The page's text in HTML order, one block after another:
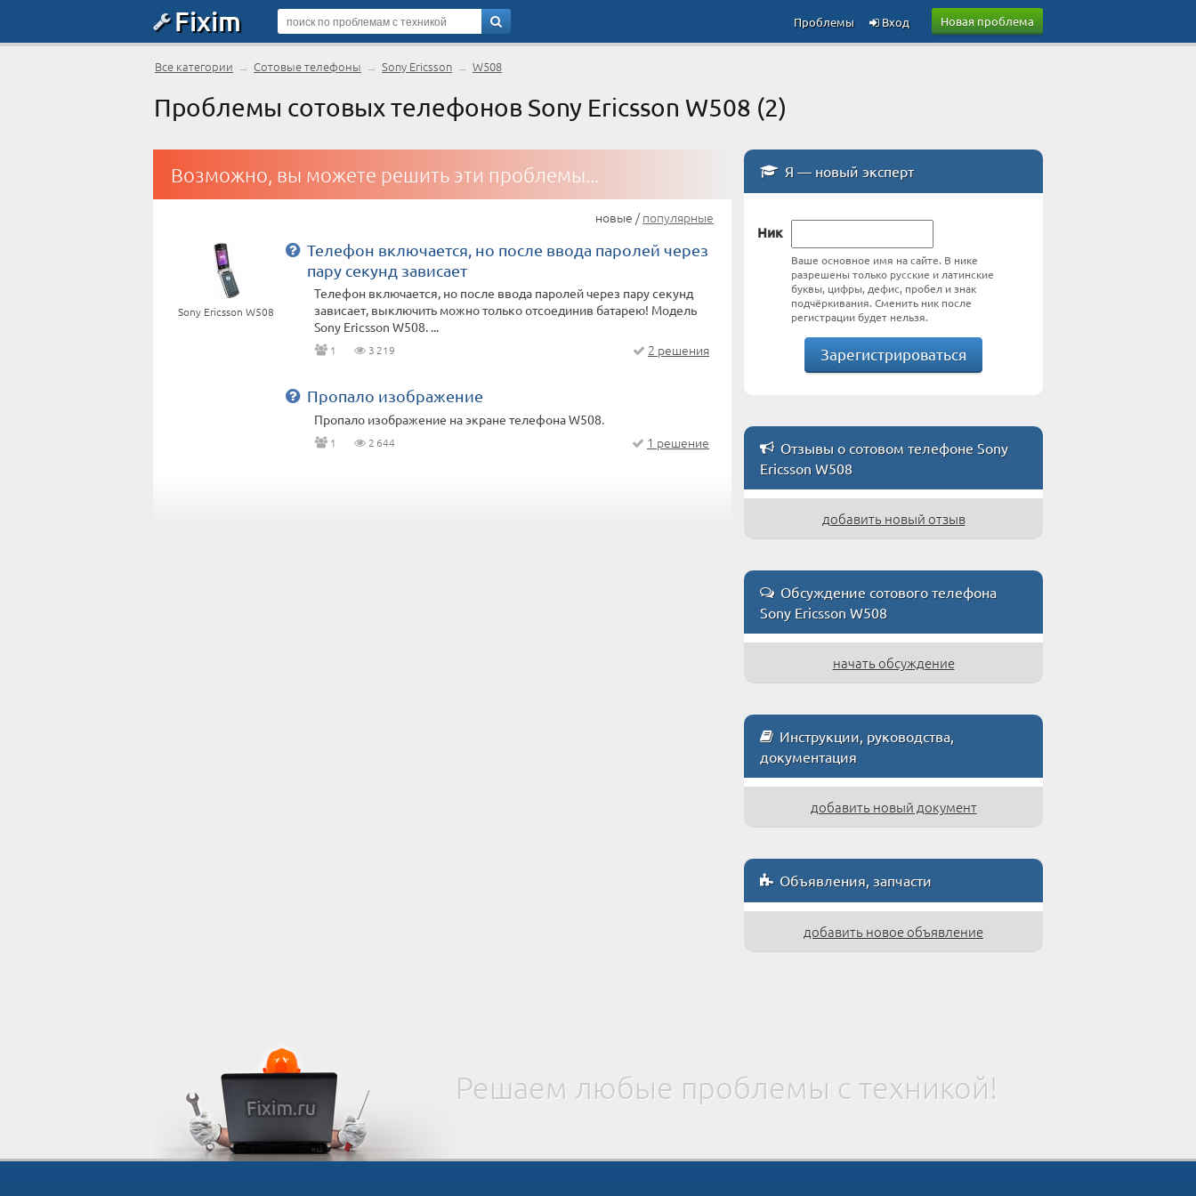
Fixim Новая проблема
Вход
Проблемы
Все категории → Сотовые телефоны → Sony Ericsson → W508
Проблемы сотовых телефонов Sony Ericsson W508 (2)
Возможно, вы можете решить эти проблемы...
новые /популярные
Sony Ericsson W508
Телефон включается, но после ввода паролей через
пару секунд зависает
Телефон включается, но после ввода паролей через пару секунд
зависает, выключить можно только отсоединив батарею! Модель
Sony Ericsson W508. ...
1 3 219 2 решения
Пропало изображение
Пропало изображение на экране телефона W508.
1 2 644 1 решение
Я — новый эксперт
Ник
Ваше основное имя на сайте. В нике
разрешены только русские и латинские
буквы, цифры, дефис, пробел и знак
подчёркивания. Сменить ник после
регистрации будет нельзя.
Зарегистрироваться
Отзывы о сотовом телефоне Sony
Ericsson W508
добавить новый отзыв
Обсуждение сотового телефона
Sony Ericsson W508
начать обсуждение
Инструкции, руководства,
документация
добавить новый документ
Объявления, запчасти
добавить новое объявление
Решаем любые проблемы с техникой!